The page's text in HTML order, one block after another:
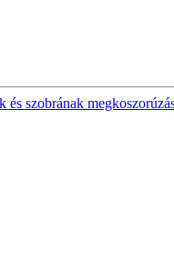
és szobrának